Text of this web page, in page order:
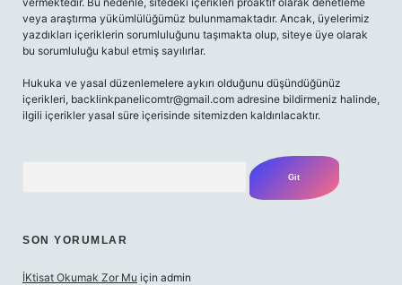
veya araştırma yükümlülüğümüz bulunmamaktadır. Ancak, üyelerimiz
yazdıkları içeriklerin sorumluluğunu taşımakta olup, siteye üye olarak
bu sorumluluğu kabul etmiş sayılırlar.
Hukuka ve yasal düzenlemelere aykırı olduğunu düşündüğünüz
içerikleri, backlinkpanelicomtr@gmail.com adresine bildirmeniz halinde,
ilgili içerikler yasal süre içerisinde sitemizden kaldırılacaktır.
SON YORUMLAR
İKtisat Okumak Zor Mu için admin